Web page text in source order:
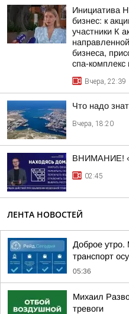
Инициатива
бизнес: к
участники К
бизнеса,
спа-комплекс
Вчера, 22:39
Что надо
Вчера, 18:20
ВНИМАНИЕ!
02:45
ЛЕНТА НОВОСТЕЙ
Доброе утро.
транспорт
05:36
Михаил
тревоги